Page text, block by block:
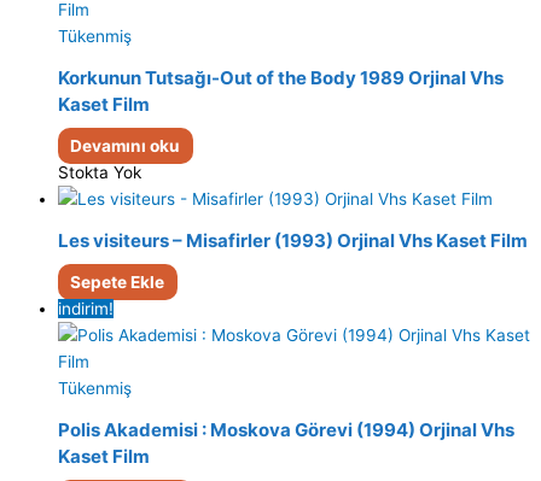
Tükenmiş
Korkunun Tutsağı-Out of the Body 1989 Orjinal Vhs
Kaset Film
Devamını oku
Stokta Yok
Les visiteurs – Misafirler (1993) Orjinal Vhs Kaset Film
Sepete Ekle
indirim!
Tükenmiş
Polis Akademisi : Moskova Görevi (1994) Orjinal Vhs
Kaset Film